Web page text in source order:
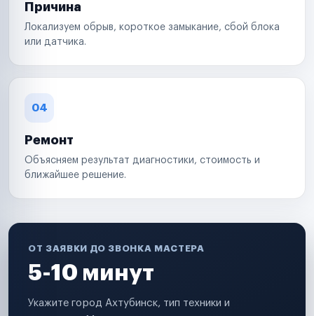
Причина
Локализуем обрыв, короткое замыкание, сбой блока
или датчика.
04
Ремонт
Объясняем результат диагностики, стоимость и
ближайшее решение.
ОТ ЗАЯВКИ ДО ЗВОНКА МАСТЕРА
5-10 минут
Укажите город Ахтубинск, тип техники и